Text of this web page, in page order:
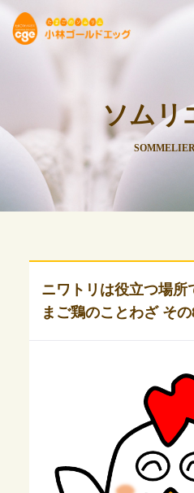
ソムリ
ニワトリは役立つ場所
まご鶏のことわざ その